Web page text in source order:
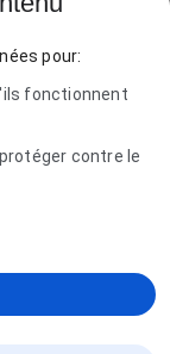
pour:
fonctionnent
contre le